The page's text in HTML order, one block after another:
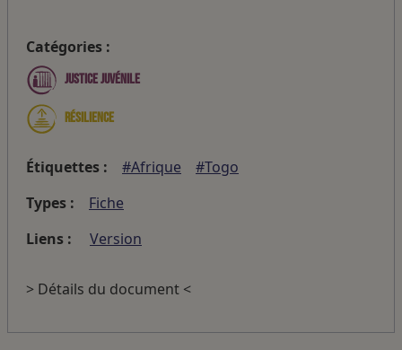
Catégories :
Justice juvénile
Résilience
Étiquettes : #Afrique
#Togo
Types :
Fiche
Liens :
Version
> Détails du document <